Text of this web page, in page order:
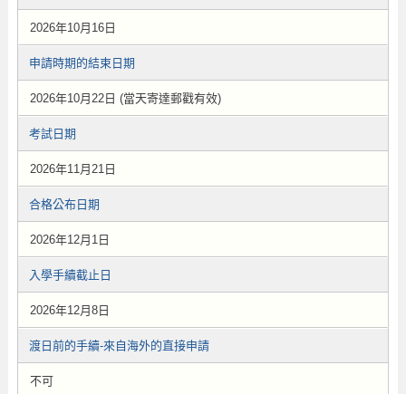
2026年10月16日
申請時期的結束日期
2026年10月22日 (當天寄達郵戳有效)
考試日期
2026年11月21日
合格公布日期
2026年12月1日
入學手續截止日
2026年12月8日
渡日前的手續-來自海外的直接申請
不可